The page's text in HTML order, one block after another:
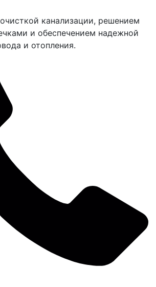
канализации, решением
и обеспечением надежной
и отопления.